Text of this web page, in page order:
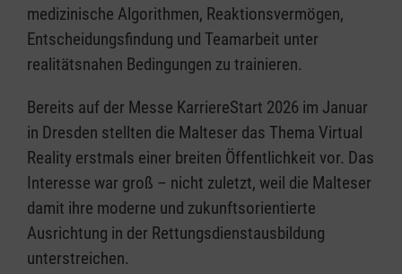
medizinische Algorithmen, Reaktionsvermögen,
Entscheidungsfindung und Teamarbeit unter
realitätsnahen Bedingungen zu trainieren.
Bereits auf der Messe KarriereStart 2026 im Januar
in Dresden stellten die Malteser das Thema Virtual
Reality erstmals einer breiten Öffentlichkeit vor. Das
Interesse war groß – nicht zuletzt, weil die Malteser
damit ihre moderne und zukunftsorientierte
Ausrichtung in der Rettungsdienstausbildung
unterstreichen.